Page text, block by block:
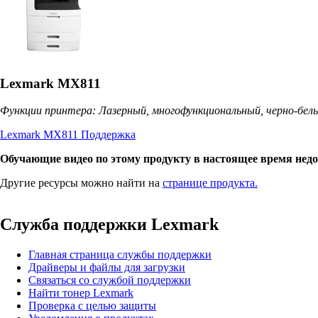
Lexmark MX811
Функции принтера: Лазерный, многофункциональный, черно-
Lexmark MX811 Поддержка
Обучающие видео по этому продукту в настоящее время
Другие ресурсы можно найти на странице продукта.
Служба поддержки Lexmark
Главная страница службы поддержки
Драйверы и файлы для загрузки
Связаться со службой поддержки
Найти тонер Lexmark
Проверка с целью защиты